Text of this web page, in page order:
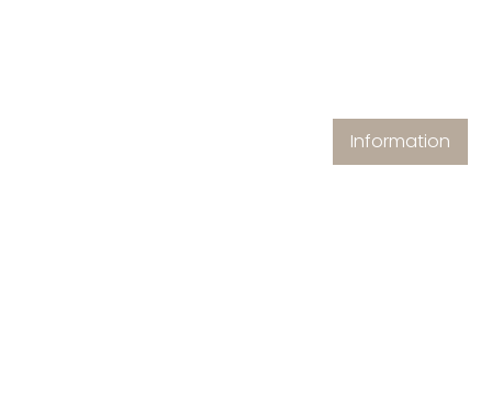
Information